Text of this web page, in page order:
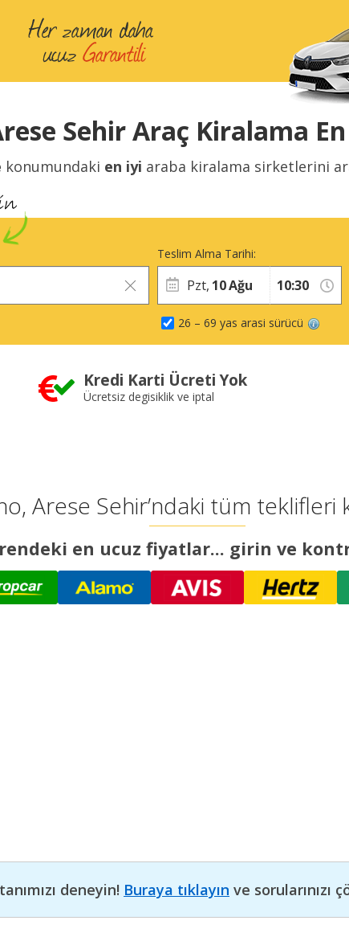
Sehir Araç Kiralama
konumundaki en iyi araba kiralama sirketlerini
Teslim Alma Tarihi:
Pzt, 10Ağu
26 – 69 yas arasi sürücü
Kredi Karti Ücreti Yok
Ücretsiz degisiklik ve iptal
Arese Sehir’ndaki tüm teklifleri
en ucuz fiyatlar... girin ve
deneyin! Buraya tıklayın ve sorularınızı